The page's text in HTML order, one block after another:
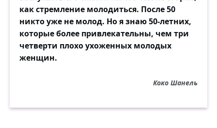
как стремление молодиться. После 50
никто уже не молод. Но я знаю 50-летних,
которые более привлекательны, чем три
четверти плохо ухоженных молодых
женщин.
Коко Шанель